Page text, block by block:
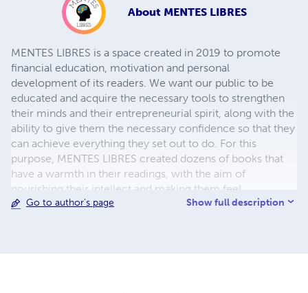
About MENTES LIBRES
MENTES LIBRES is a space created in 2019 to promote
financial education, motivation and personal
development of its readers. We want our public to be
educated and acquire the necessary tools to strengthen
their minds and their entrepreneurial spirit, along with the
ability to give them the necessary confidence so that they
can achieve everything they set out to do. For this
purpose, MENTES LIBRES created dozens of books that
have a warmth in their readings, with the aim of
nourishing their intellect and making them feel
accompanied in the process towards a life of abundance.
Go to author's page Show full description